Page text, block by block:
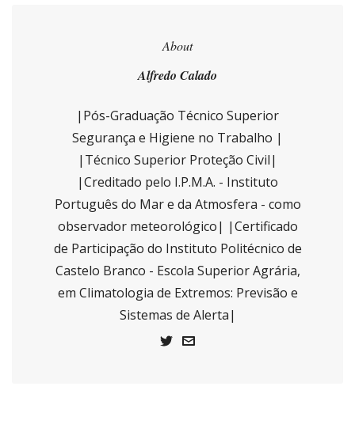
About
Alfredo Calado
|Pós-Graduação Técnico Superior
Segurança e Higiene no Trabalho |
|Técnico Superior Proteção Civil|
|Creditado pelo I.P.M.A. - Instituto
Português do Mar e da Atmosfera - como
observador meteorológico| |Certificado
de Participação do Instituto Politécnico de
Castelo Branco - Escola Superior Agrária,
em Climatologia de Extremos: Previsão e
Sistemas de Alerta|